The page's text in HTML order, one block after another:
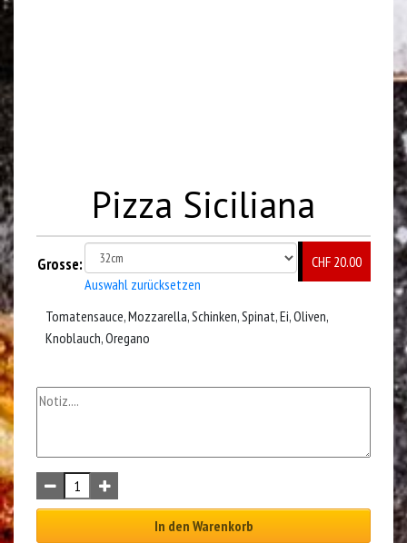
Pizza Siciliana
CHF 20.00
Tomatensauce, Mozzarella, Schinken, Spinat, Ei, Oliven,
Knoblauch, Oregano
Grosse:
Auswahl zurücksetzen
In den Warenkorb